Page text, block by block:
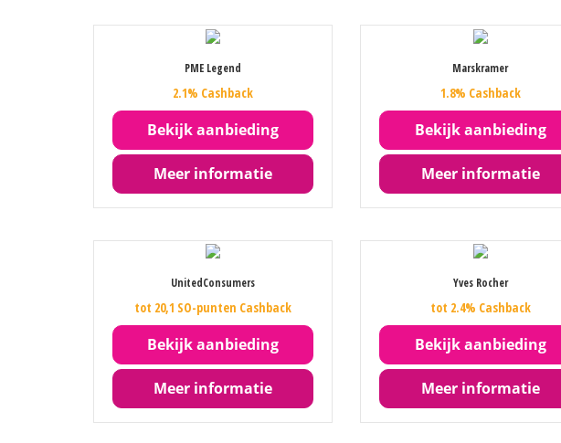
PME Legend
2.1% Cashback
Bekijk aanbieding
Meer informatie
Marskramer
1.8% Cashback
Bekijk aanbieding
Meer informatie
UnitedConsumers
tot 20,1 SO-punten Cashback
Bekijk aanbieding
Meer informatie
Yves Rocher
tot 2.4% Cashback
Bekijk aanbieding
Meer informatie